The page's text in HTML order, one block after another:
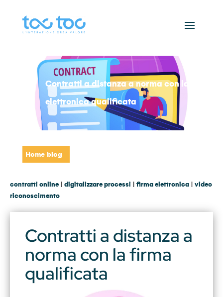
Contratti a distanza a norma con la firma
elettronica qualificata
Home blog
contratti online digitalizzare processi firma elettronica
video
riconoscimento
Contratti a distanza a
norma con la firma
qualificata